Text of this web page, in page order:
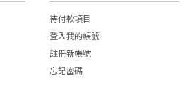
待付款項目
登入我的帳號
註冊新帳號
忘記密碼